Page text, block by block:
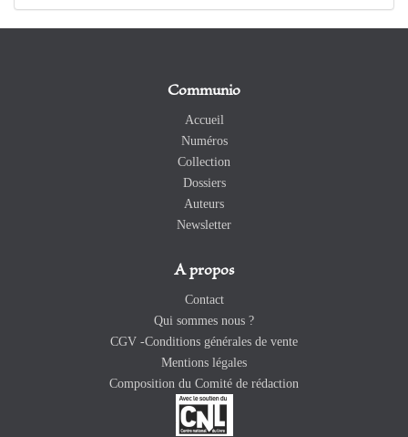
Communio
Accueil
Numéros
Collection
Dossiers
Auteurs
Newsletter
A propos
Contact
Qui sommes nous ?
CGV -Conditions générales de vente
Mentions légales
Composition du Comité de rédaction